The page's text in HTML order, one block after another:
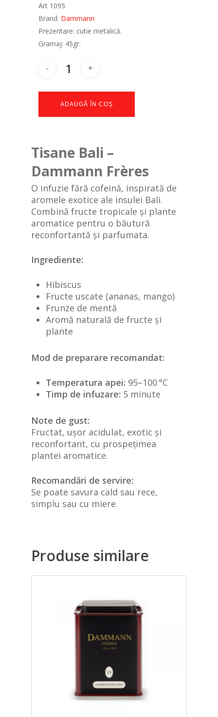
Art 1095
Brand: Dammann
Prezentare: cutie metalică.
Gramaj: 45gr.
ADAUGĂ ÎN COȘ
Tisane Bali –
Dammann Frères
O infuzie fără cofeină, inspirată de
aromele exotice ale insulei Bali.
Combină fructe tropicale și plante
aromatice pentru o băutură
reconfortantă și parfumata.
Ingrediente:
Hibiscus
Fructe uscate (ananas, mango)
Frunze de mentă
Aromă naturală de fructe și
plante
Mod de preparare recomandat:
Temperatura apei: 95–100 °C
Timp de infuzare: 5 minute
Note de gust:
Fructat, ușor acidulat, exotic și
reconfortant, cu prospețimea
plantei aromatice.
Recomandări de servire:
Se poate savura cald sau rece,
simplu sau cu miere.
Produse similare